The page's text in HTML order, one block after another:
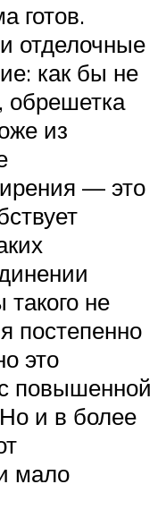
готов.
отделочные
как бы не
обрешетка
из
— это
не
постепенно
это
повышенной
и в более
мало